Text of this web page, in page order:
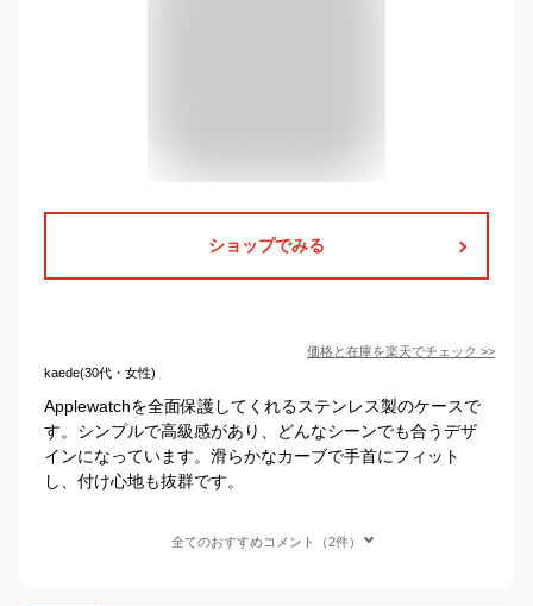
ショップでみる
価格と在庫を楽天でチェック >>
kaede(30代・女性)
Applewatchを全面保護してくれるステンレス製のケースで
す。シンプルで高級感があり、どんなシーンでも合うデザ
インになっています。滑らかなカーブで手首にフィット
し、付け心地も抜群です。
全てのおすすめコメント（2件）